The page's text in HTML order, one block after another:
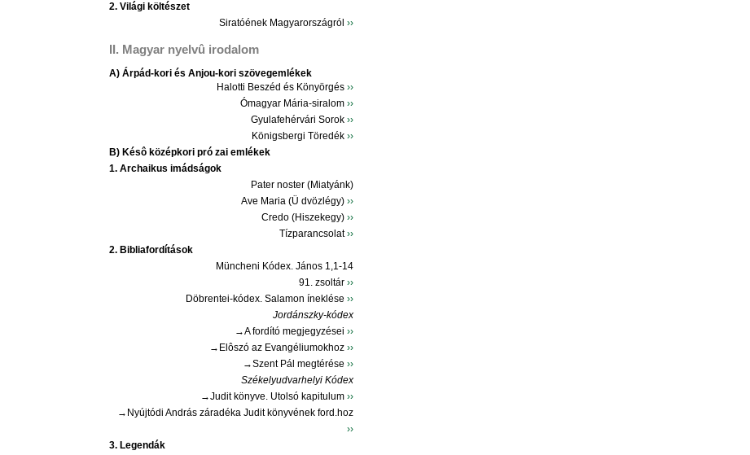
2. Világi költészet
Siratóének Magyarországról››
II. Magyar nyelvû irodalom
A) Árpád-kori és Anjou-kori szövegemlékek
Halotti Beszéd és Könyörgés››
Ómagyar Mária-siralom››
Gyulafehérvári Sorok››
Königsbergi Töredék››
B) Késô középkori pró zai emlékek
1. Archaikus imádságok
Pater noster (Miatyánk)
Ave Maria (Ü dvözlégy)››
Credo (Hiszekegy)››
Tízparancsolat››
2. Bibliafordítások
Müncheni Kódex. János 1,1-14
91. zsoltár››
Döbrentei-kódex. Salamon íneklése››
Jordánszky-kódex
→A fordító megjegyzései››
→Elôszó az Evangéliumokhoz››
→Szent Pál megtérése››
Székelyudvarhelyi Kódex
→Judit könyve. Utolsó kapitulum››
→Nyújtódi András záradéka Judit könyvének ford.hoz
››
3. Legendák